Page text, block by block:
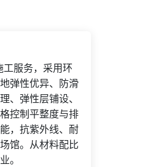
工服务，采用环
弹性优异、防滑
、弹性层铺设、
控制平整度与排
，抗紫外线、耐
馆。从材料配比
。